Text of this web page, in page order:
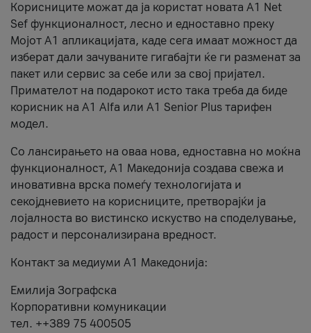
Корисниците можат да ја користат новата А1 Net
Sef функционалност, лесно и едноставно преку
Мојот А1 апликацијата, каде сега имаат можност да
изберат дали зачуваните гигабајти ќе ги разменат за
пакет или сервис за себе или за свој пријател.
Примателот на подарокот исто така треба да биде
корисник на А1 Alfa или A1 Senior Plus тарифен
модел.
Со лансирањето на оваа нова, едноставна но моќна
функционалност, А1 Македонија создава свежа и
иновативна врска помеѓу технологијата и
секојдневието на корисниците, претворајќи ја
лојалноста во вистинско искуство на споделување,
радост и персонализирана вредност.
Контакт за медиуми А1 Македонија:
Емилија Зографска
Корпоративни комуникации
тел. ++389 75 400505